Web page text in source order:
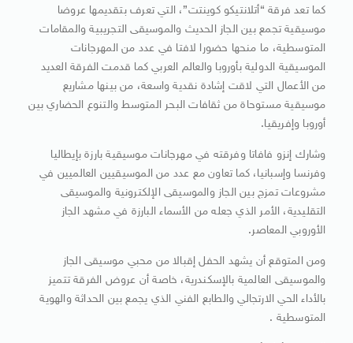
كما تعد فرقة “أتلانتيكو كوينتت”، التي تعرف بتقديمها عروضا
موسيقية تجمع بين الجاز الحديث والموسيقى التجريبية والمقامات
المتوسطية، ما منحها حضورا لافتا في عدد من المهرجانات
الموسيقية الدولية بأوروبا والعالم العربي كما قدمت الفرقة العديد
من الأعمال التي لاقت إشادة نقدية واسعة، من بينها مشاريع
موسيقية مستوحاة من ثقافات البحر المتوسط والتنوع الحضاري بين
أوروبا وإفريقيا.
وشارك إنزو فافاتا وفرقته في مهرجانات موسيقية بارزة بإيطاليا
وفرنسا وإسبانيا، كما تعاون مع عدد من الموسيقيين العالميين في
مشروعات تمزج بين الجاز والموسيقى الإلكترونية والموسيقى
التقليدية، الأمر الذي جعله من الأسماء البارزة في مشهد الجاز
الأوروبي المعاصر.
ومن المتوقع أن يشهد الحفل إقبالا من محبي موسيقى الجاز
والموسيقى العالمية بالإسكندرية، خاصة أن عروض الفرقة تتميز
بالأداء الحي الارتجالي والطابع الفني الذي يجمع بين الحداثة والهوية
المتوسطية .